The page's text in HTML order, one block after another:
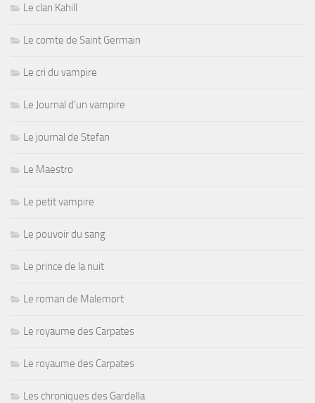
Le clan Kahill
Le comte de Saint Germain
Le cri du vampire
Le Journal d'un vampire
Le journal de Stefan
Le Maestro
Le petit vampire
Le pouvoir du sang
Le prince de la nuit
Le roman de Malemort
Le royaume des Carpates
Le royaume des Carpates
Les chroniques des Gardella